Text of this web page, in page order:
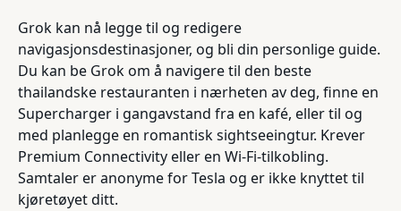
Grok kan nå legge til og redigere
navigasjonsdestinasjoner, og bli din personlige guide.
Du kan be Grok om å navigere til den beste
thailandske restauranten i nærheten av deg, finne en
Supercharger i gangavstand fra en kafé, eller til og
med planlegge en romantisk sightseeingtur. Krever
Premium Connectivity eller en Wi-Fi-tilkobling.
Samtaler er anonyme for Tesla og er ikke knyttet til
kjøretøyet ditt.